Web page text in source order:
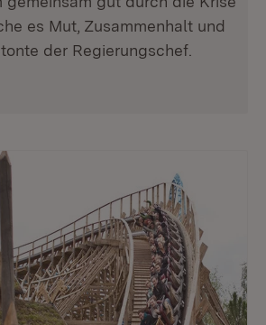
es Mut, Zusammenhalt und
der Regierungschef.